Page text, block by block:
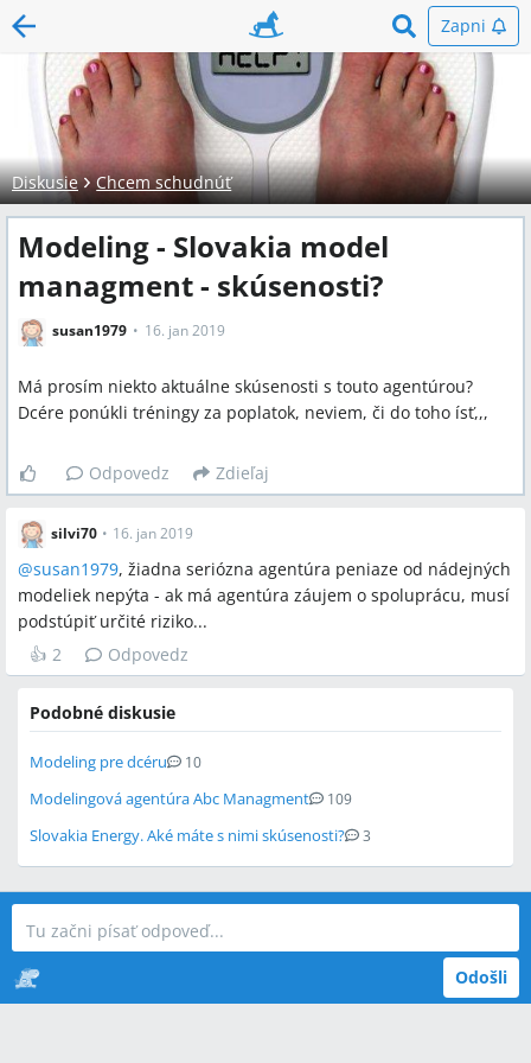
Zapni
Diskusie Chcem schudnúť
Modeling - Slovakia model
managment - skúsenosti?
susan1979 16. jan 2019
Má prosím niekto aktuálne skúsenosti s touto agentúrou?
Dcére ponúkli tréningy za poplatok, neviem, či do toho ísť,,,
Odpovedz Zdieľaj
silvi70 • 16. jan 2019
@susan1979, žiadna seriózna agentúra peniaze od nádejných
modeliek nepýta - ak má agentúra záujem o spoluprácu, musí
podstúpiť určité riziko...
👍 2 Odpovedz
Podobné diskusie
Modeling pre dcéru 10
Modelingová agentúra Abc Managment 109
Slovakia Energy. Aké máte s nimi skúsenosti? 3
Odošli